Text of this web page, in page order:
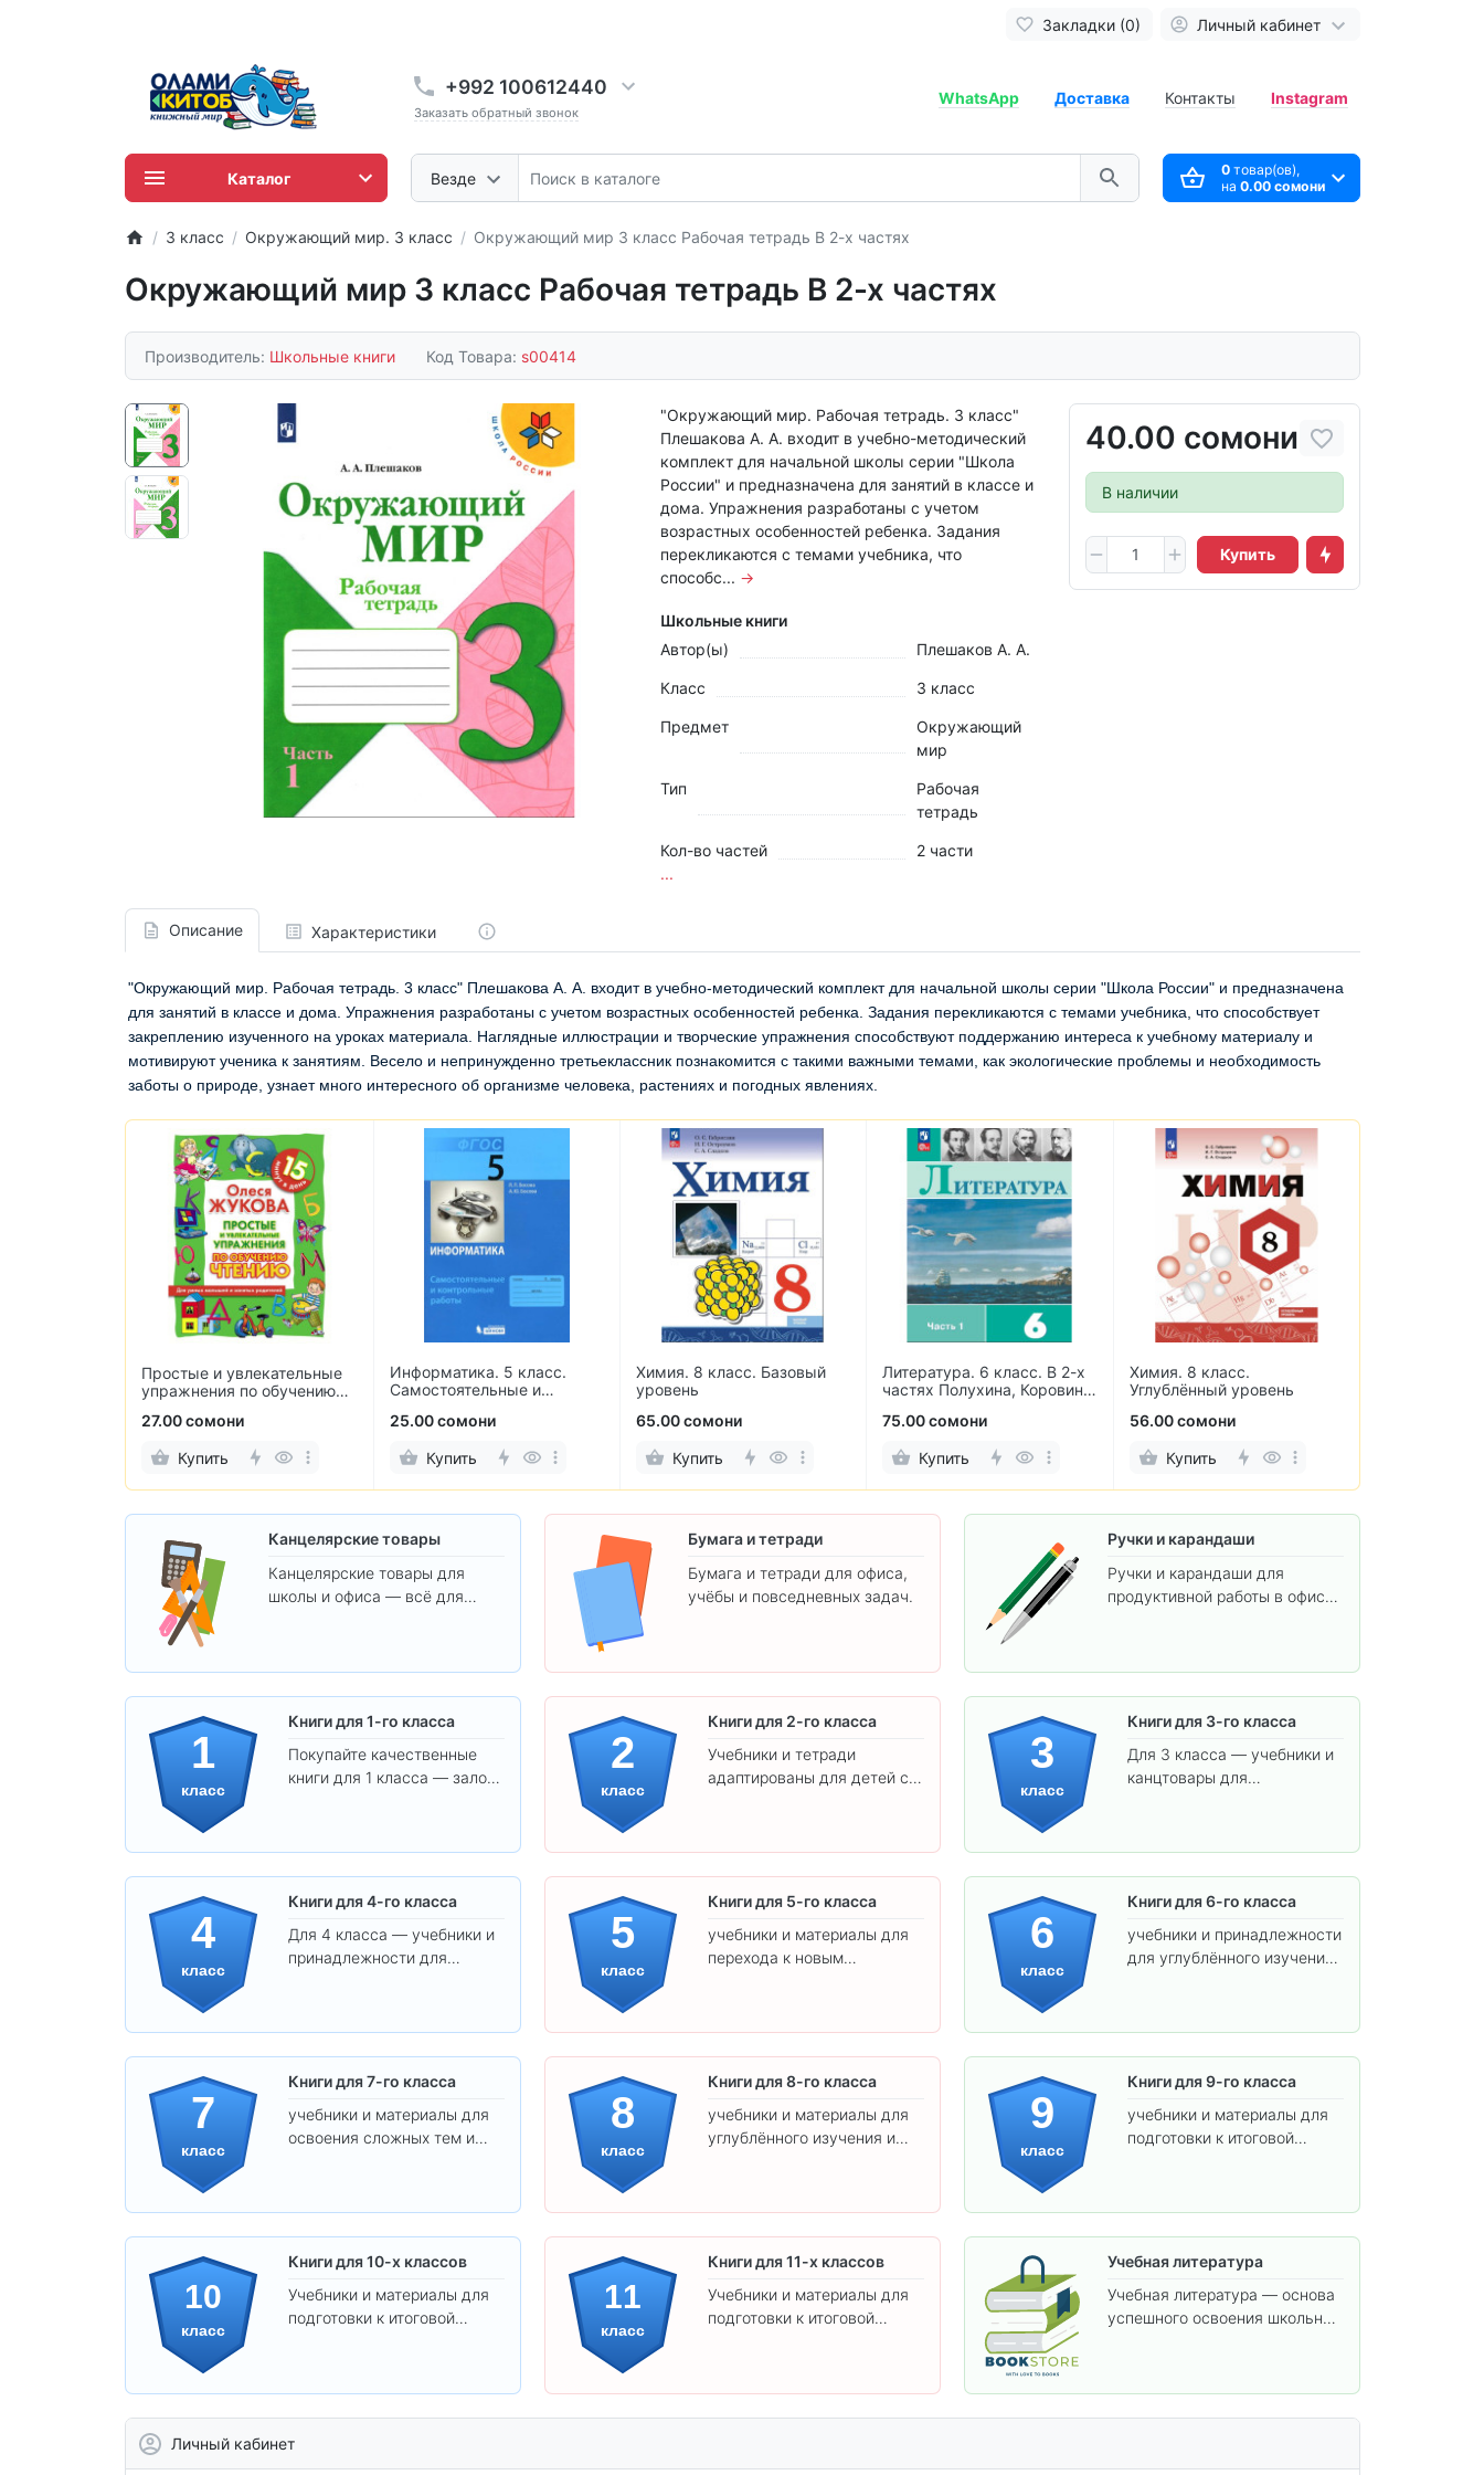
Закладки (0) Личный кабинет
+992 100612440
Заказать обратный звонок
Везде
WhatsApp Доставка Контакты Instagram
0товар(ов),
на 0.00 сомони
Каталог
3 класс Окружающий мир. 3 класс Окружающий мир 3 класс Рабочая тетрадь В 2-х частях
Окружающий мир 3 класс Рабочая тетрадь В 2-х частях
Производитель: Школьные книги Код Товара: s00414
40.00 сомони
В наличии
Купить
"Окружающий мир. Рабочая тетрадь. 3 класс"
Плешакова А. А. входит в учебно-методический
комплект для начальной школы серии "Школа
России" и предназначена для занятий в классе и
дома. Упражнения разработаны с учетом
возрастных особенностей ребенка. Задания
перекликаются с темами учебника, что
способс... →
Школьные книги
Автор(ы)
Плешаков А. А.
Класс 3 класс
Предмет
Окружающий
мир
Тип
Рабочая
тетрадь
Кол-во частей
2 части
...
Описание Характеристики
"Окружающий мир. Рабочая тетрадь. 3 класс" Плешакова А. А. входит в учебно-методический комплект для начальной школы серии "Школа России" и предназначена
для занятий в классе и дома. Упражнения разработаны с учетом возрастных особенностей ребенка. Задания перекликаются с темами учебника, что способствует
закреплению изученного на уроках материала. Наглядные иллюстрации и творческие упражнения способствуют поддержанию интереса к учебному материалу и
мотивируют ученика к занятиям. Весело и непринужденно третьеклассник познакомится с такими важными темами, как экологические проблемы и необходимость
заботы о природе, узнает много интересного об организме человека, растениях и погодных явлениях.
Простые и увлекательные
упражнения по обучению
27.00 сомони
Купить
Информатика. 5 класс.
Самостоятельные и
25.00 сомони
Купить
Химия. 8 класс. Базовый
уровень
65.00 сомони
Купить
Литература. 6 класс. В 2-х
частях Полухина, Коровина,
75.00 сомони
Купить
Химия. 8 класс.
Углублённый уровень
56.00 сомони
Купить
Канцелярские товары
Канцелярские товары для
школы и офиса — всё для
Бумага и тетради
Бумага и тетради для офиса,
учёбы и повседневных задач.
Ручки и карандаши
Ручки и карандаши для
продуктивной работы в офисе
1
класс
Книги для 1-го класса
Покупайте качественные
книги для 1 класса — залог
2
класс
Книги для 2-го класса
Учебники и тетради
адаптированы для детей с
3
класс
Книги для 3-го класса
Для 3 класса — учебники и
канцтовары для
4
класс
Книги для 4-го класса
Для 4 класса — учебники и
принадлежности для
5
класс
Книги для 5-го класса
учебники и материалы для
перехода к новым
6
класс
Книги для 6-го класса
учебники и принадлежности
для углублённого изучения
7
класс
Книги для 7-го класса
учебники и материалы для
освоения сложных тем и
8
класс
Книги для 8-го класса
учебники и материалы для
углублённого изучения и
9
класс
Книги для 9-го класса
учебники и материалы для
подготовки к итоговой
10
класс
Книги для 10-х классов
Учебники и материалы для
подготовки к итоговой
11
класс
Книги для 11-х классов
Учебники и материалы для
подготовки к итоговой
Учебная литература
Учебная литература — основа
успешного освоения школьной
Личный кабинет